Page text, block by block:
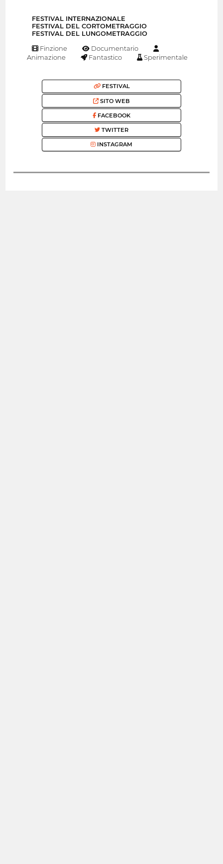
FESTIVAL INTERNAZIONALE
FESTIVAL DEL CORTOMETRAGGIO
FESTIVAL DEL LUNGOMETRAGGIO
Finzione
Documentario
Animazione
Fantastico Sperimentale
FESTIVAL
SITO WEB
FACEBOOK
TWITTER
INSTAGRAM